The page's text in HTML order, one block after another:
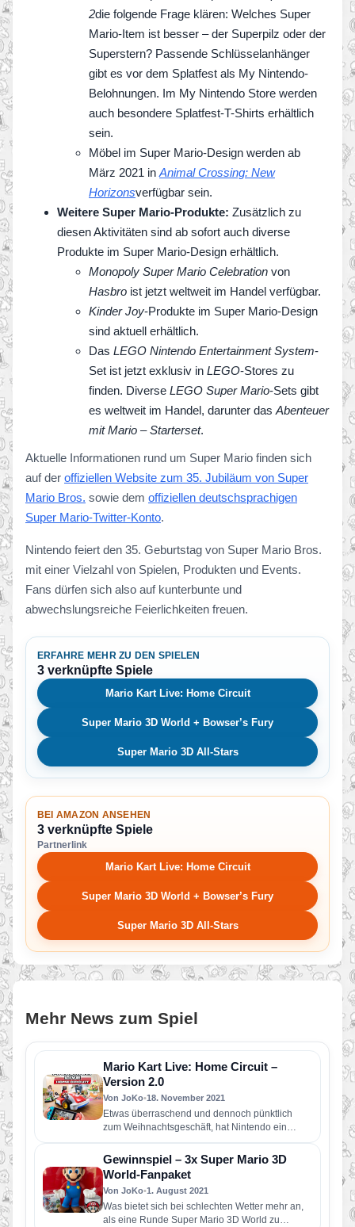
2die folgende Frage klären: Welches Super
Mario-Item ist besser – der Superpilz oder der
Superstern? Passende Schlüsselanhänger
gibt es vor dem Splatfest als My Nintendo-
Belohnungen. Im My Nintendo Store werden
auch besondere Splatfest-T-Shirts erhältlich
sein.
Möbel im Super Mario-Design werden ab
März 2021 in Animal Crossing: New
Horizonsverfügbar sein.
Weitere Super Mario-Produkte: Zusätzlich zu
diesen Aktivitäten sind ab sofort auch diverse
Produkte im Super Mario-Design erhältlich.
Monopoly Super Mario Celebration von
Hasbro ist jetzt weltweit im Handel verfügbar.
Kinder Joy-Produkte im Super Mario-Design
sind aktuell erhältlich.
Das LEGO Nintendo Entertainment System-
Set ist jetzt exklusiv in LEGO-Stores zu
finden. Diverse LEGO Super Mario-Sets gibt
es weltweit im Handel, darunter das Abenteuer
mit Mario – Starterset.
Aktuelle Informationen rund um Super Mario finden sich
auf der offiziellen Website zum 35. Jubiläum von Super
Mario Bros. sowie dem offiziellen deutschsprachigen
Super Mario-Twitter-Konto.
Nintendo feiert den 35. Geburtstag von Super Mario Bros.
mit einer Vielzahl von Spielen, Produkten und Events.
Fans dürfen sich also auf kunterbunte und
abwechslungsreiche Feierlichkeiten freuen.
ERFAHRE MEHR ZU DEN SPIELEN
3 verknüpfte Spiele
Mario Kart Live: Home Circuit
Super Mario 3D World + Bowser’s Fury
Super Mario 3D All-Stars
BEI AMAZON ANSEHEN
3 verknüpfte Spiele
Partnerlink
Mario Kart Live: Home Circuit
Super Mario 3D World + Bowser’s Fury
Super Mario 3D All-Stars
Mehr News zum Spiel
Mario Kart Live: Home Circuit –
Version 2.0
Von JoKo•18. November 2021
Etwas überraschend und dennoch pünktlich
zum Weihnachtsgeschäft, hat Nintendo ein
neues kostenloses Update für Mario Kart Live:
Home…
Gewinnspiel – 3x Super Mario 3D
World-Fanpaket
Von JoKo•1. August 2021
Was bietet sich bei schlechten Wetter mehr an,
als eine Runde Super Mario 3D World zu